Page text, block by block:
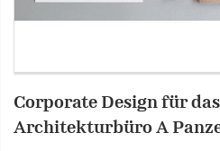
Corporate Design für
Architekturbüro A